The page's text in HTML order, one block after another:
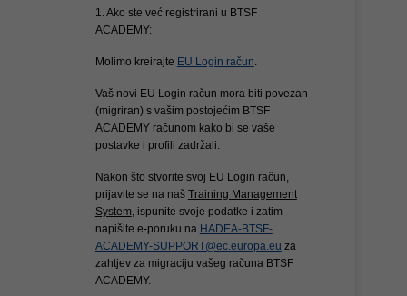
1. Ako ste već registrirani u BTSF
ACADEMY:
Molimo kreirajte EU Login račun.
Vaš novi EU Login račun mora biti povezan
(migriran) s vašim postojećim BTSF
ACADEMY računom kako bi se vaše
postavke i profili zadržali.
Nakon što stvorite svoj EU Login račun,
prijavite se na naš Training Management
System, ispunite svoje podatke i zatim
napišite e-poruku na HADEA-BTSF-
ACADEMY-SUPPORT@ec.europa.eu za
zahtjev za migraciju vašeg računa BTSF
ACADEMY.